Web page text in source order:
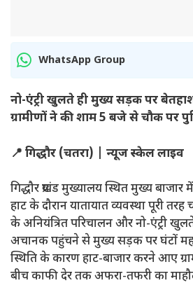
WhatsApp Group
नो-एंट्री खुलते ही मुख्य सड़क पर
ग्रामीणों ने की शाम 5 बजे से चौक पर
📍 गिद्धौर (चतरा) | न्यूज स्केल लाइव
गिद्धौर प्रखंड मुख्यालय स्थित मुख्य बाजार
हाट के दौरान यातायात व्यवस्था पूरी
के अनियंत्रित परिचालन और नो-एंट्री
अचानक पहुंचने से मुख्य सड़क पर घंटों
स्थिति के कारण हाट-बाजार करने आए
बीच काफी देर तक अफरा-तफरी का